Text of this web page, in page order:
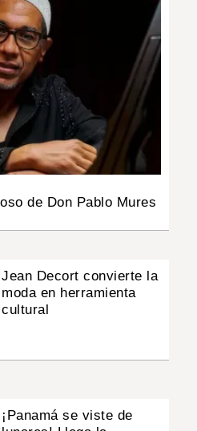
de Don Pablo Mures
Jean Decort convierte la
moda en herramienta
cultural
¡Panamá se viste de